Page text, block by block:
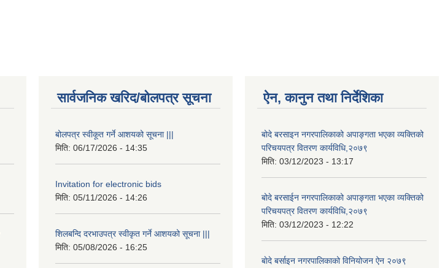
सार्वजनिक खरिद/बोलपत्र सूचना
बोलपत्र स्वीकूत गर्ने आशयको सूचना |||
मिति: 06/17/2026 - 14:35
Invitation for electronic bids
मिति: 05/11/2026 - 14:26
शिलबन्दि दरभाउपत्र स्वीकृत गर्ने आशयको सूचना |||
मिति: 05/08/2026 - 16:25
ऐन, कानुन तथा निर्देशिका
बोदे बरसाइन नगरपालिकाको अपाङ्गता भएका व्यक्तिको
परिचयपत्र वितरण कार्यविधि,२०७९
मिति: 03/12/2023 - 13:17
बोदे बरसाईन नगरपालिकाको अपाङ्गता भएका व्यक्तिको
परिचयपत्र वितरण कार्यविधि,२०७९
मिति: 03/12/2023 - 12:22
बाेदे बर्साइन नगरपालिकाको विनियोजन ऐन २०७९